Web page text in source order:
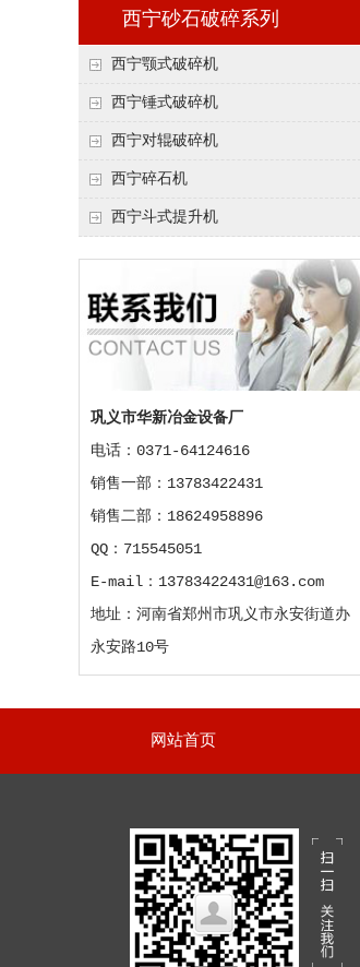
西宁砂石破碎系列
西宁颚式破碎机
西宁锤式破碎机
西宁对辊破碎机
西宁碎石机
西宁斗式提升机
巩义市华新冶金设备厂
电话：0371-64124616
销售一部：13783422431
销售二部：18624958896
QQ：715545051
E-mail：13783422431@163.com
地址：河南省郑州市巩义市永安街道办
永安路10号
网站首页